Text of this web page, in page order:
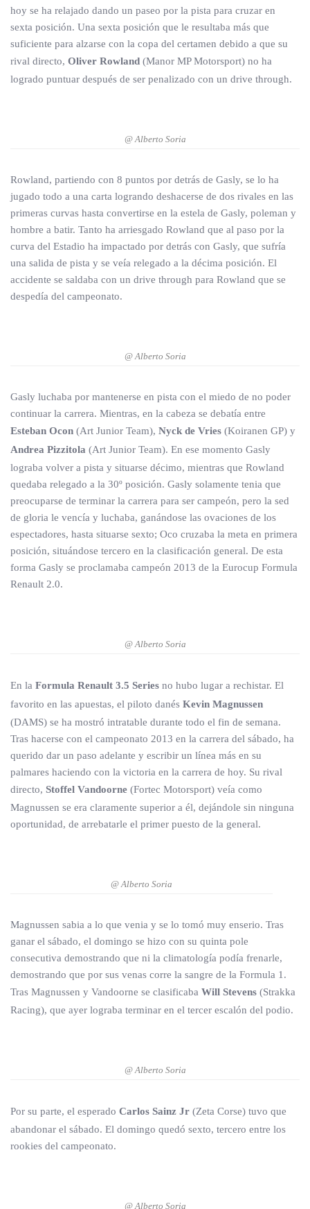
hoy se ha relajado dando un paseo por la pista para cruzar en
sexta posición. Una sexta posición que le resultaba más que
suficiente para alzarse con la copa del certamen debido a que su
rival directo, Oliver Rowland (Manor MP Motorsport) no ha
logrado puntuar después de ser penalizado con un drive through.
@ Alberto Soria
Rowland, partiendo con 8 puntos por detrás de Gasly, se lo ha
jugado todo a una carta logrando deshacerse de dos rivales en las
primeras curvas hasta convertirse en la estela de Gasly, poleman y
hombre a batir. Tanto ha arriesgado Rowland que al paso por la
curva del Estadio ha impactado por detrás con Gasly, que sufría
una salida de pista y se veía relegado a la décima posición. El
accidente se saldaba con un drive through para Rowland que se
despedía del campeonato.
@ Alberto Soria
Gasly luchaba por mantenerse en pista con el miedo de no poder
continuar la carrera. Mientras, en la cabeza se debatía entre
Esteban Ocon (Art Junior Team), Nyck de Vries (Koiranen GP) y
Andrea Pizzitola (Art Junior Team). En ese momento Gasly
lograba volver a pista y situarse décimo, mientras que Rowland
quedaba relegado a la 30º posición. Gasly solamente tenia que
preocuparse de terminar la carrera para ser campeón, pero la sed
de gloria le vencía y luchaba, ganándose las ovaciones de los
espectadores, hasta situarse sexto; Oco cruzaba la meta en primera
posición, situándose tercero en la clasificación general. De esta
forma Gasly se proclamaba campeón 2013 de la Eurocup Formula
Renault 2.0.
@ Alberto Soria
En la Formula Renault 3.5 Series no hubo lugar a rechistar. El
favorito en las apuestas, el piloto danés Kevin Magnussen
(DAMS) se ha mostró intratable durante todo el fin de semana.
Tras hacerse con el campeonato 2013 en la carrera del sábado, ha
querido dar un paso adelante y escribir un línea más en su
palmares haciendo con la victoria en la carrera de hoy. Su rival
directo, Stoffel Vandoorne (Fortec Motorsport) veía como
Magnussen se era claramente superior a él, dejándole sin ninguna
oportunidad, de arrebatarle el primer puesto de la general.
@ Alberto Soria
Magnussen sabia a lo que venia y se lo tomó muy enserio. Tras
ganar el sábado, el domingo se hizo con su quinta pole
consecutiva demostrando que ni la climatología podía frenarle,
demostrando que por sus venas corre la sangre de la Formula 1.
Tras Magnussen y Vandoorne se clasificaba Will Stevens (Strakka
Racing), que ayer lograba terminar en el tercer escalón del podio.
@ Alberto Soria
Por su parte, el esperado Carlos Sainz Jr (Zeta Corse) tuvo que
abandonar el sábado. El domingo quedó sexto, tercero entre los
rookies del campeonato.
@ Alberto Soria